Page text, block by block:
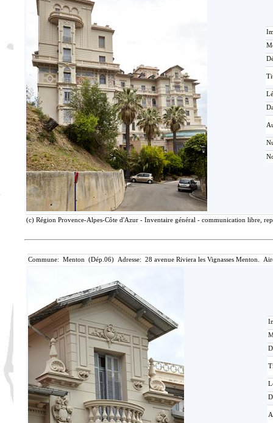
(c) Région Provence-Alpes-Côte d'Azur - Inventaire général - communication libre,
Commune: Menton (Dép.06) Adresse: 28 avenue Riviera les Vignasses Menton.